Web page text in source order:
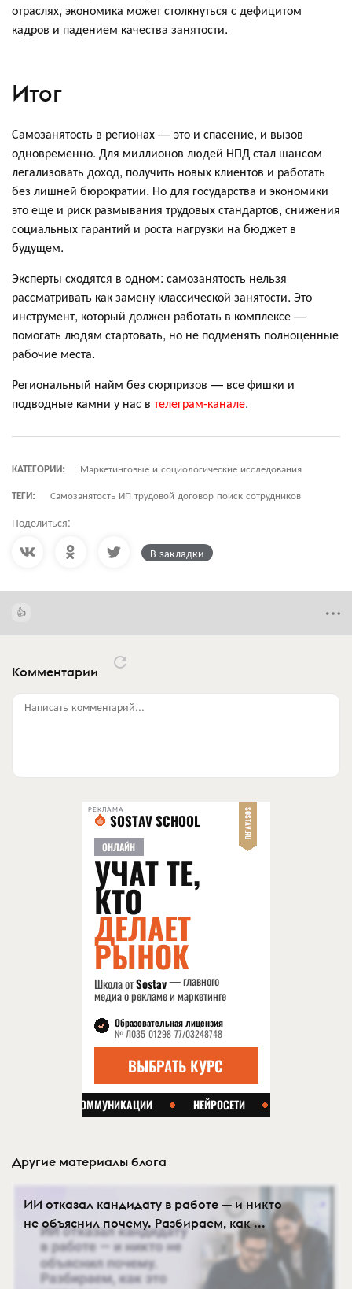
отраслях, экономика может столкнуться с дефицитом
кадров и падением качества занятости.
Итог
Самозанятость в регионах — это и спасение, и вызов
одновременно. Для миллионов людей НПД стал шансом
легализовать доход, получить новых клиентов и работать
без лишней бюрократии. Но для государства и экономики
это еще и риск размывания трудовых стандартов, снижения
социальных гарантий и роста нагрузки на бюджет в
будущем.
Эксперты сходятся в одном: самозанятость нельзя
рассматривать как замену классической занятости. Это
инструмент, который должен работать в комплексе —
помогать людям стартовать, но не подменять полноценные
рабочие места.
Региональный найм без сюрпризов — все фишки и
подводные камни у нас в телеграм-канале.
КАТЕГОРИИ:
Маркетинговые и социологические исследования
ТЕГИ:
Самозанятость ИП трудовой договор поиск сотрудников
Поделиться:
В закладки
Комментарии
Написать комментарий...
РЕКЛАМА
Другие материалы блога
ИИ отказал кандидату в работе — и никто
не объяснил почему. Разбираем, как ...